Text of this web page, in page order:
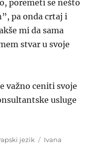
poremeti se nešto
pa onda crtaj i
mi da sama
stvar u svoje
važno ceniti svoje
usluge
jezik Tags
Ivana